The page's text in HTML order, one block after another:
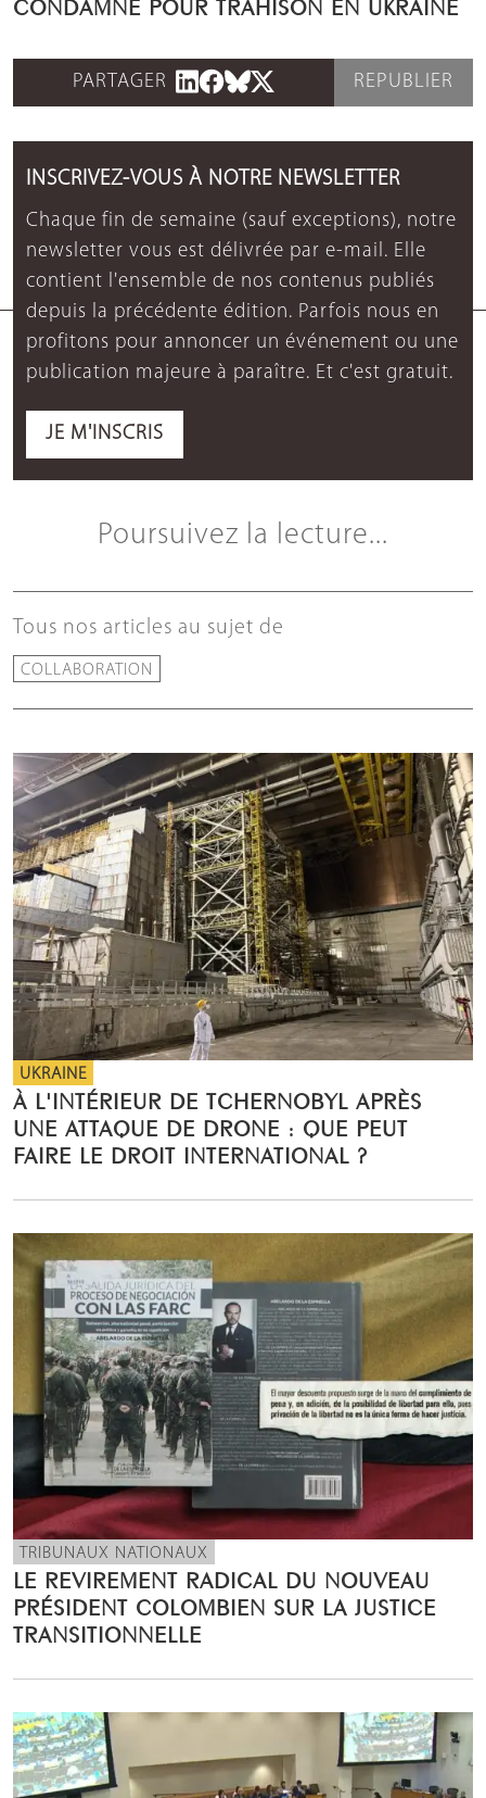
CONDAMNÉ POUR TRAHISON EN UKRAINE
PARTAGER REPUBLIER
INSCRIVEZ-VOUS À NOTRE NEWSLETTER
Chaque fin de semaine (sauf exceptions), notre
newsletter vous est délivrée par e-mail. Elle
contient l'ensemble de nos contenus publiés
depuis la précédente édition. Parfois nous en
profitons pour annoncer un événement ou une
publication majeure à paraître. Et c'est gratuit.
JE M'INSCRIS
Poursuivez la lecture...
Tous nos articles au sujet de
COLLABORATION
UKRAINE
À L'INTÉRIEUR DE TCHERNOBYL APRÈS
UNE ATTAQUE DE DRONE : QUE PEUT
FAIRE LE DROIT INTERNATIONAL ?
TRIBUNAUX NATIONAUX
LE REVIREMENT RADICAL DU NOUVEAU
PRÉSIDENT COLOMBIEN SUR LA JUSTICE
TRANSITIONNELLE